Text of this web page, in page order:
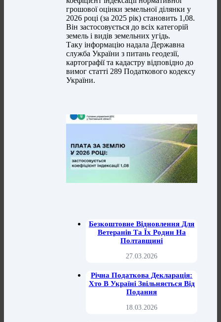
грошової оцінки земельної ділянки у
2026 році (за 2025 рік) становить 1,08.
Він застосовується до всіх категорій
земель і видів земельних угідь.
Таку інформацію надала Державна
служба України з питань геодезії,
картографії та кадастру відповідно до
вимог статті 289 Податкового кодексу
України.
Безкоштовне Відновлення Для
Ветеранів Та Їх Родин На
Полтавщині
27.03.2026
Річна Податкова Декларація:
Хто В Україні Звільняється Від
Подання
18.03.2026